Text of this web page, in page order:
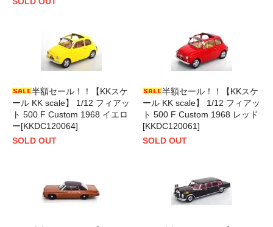
半額セール！！【KKスケ
ール KK scale】 1/12 フィアッ
ト 500 F Custom 1968 イエロ
ー[KKDC120064]
SOLD OUT
半額セール！！【KKスケ
ール KK scale】 1/12 フィアッ
ト 500 F Custom 1968 レッド
[KKDC120061]
SOLD OUT